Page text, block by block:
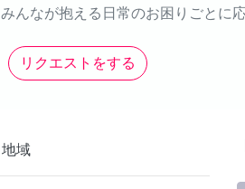
みんなが抱える日常のお困りごとに
リクエストをする
地域